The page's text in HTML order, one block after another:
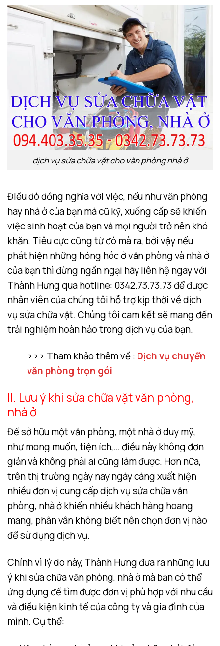
dịch vụ sửa chữa vặt cho văn phòng nhà ở
Điều đó đồng nghĩa với việc, nếu như văn phòng
hay nhà ở của bạn mà cũ kỹ, xuống cấp sẽ khiến
việc sinh hoạt của bạn và mọi người trở nên khó
khăn. Tiêu cực cũng từ đó mà ra, bởi vậy nếu
phát hiện những hỏng hóc ở văn phòng và nhà ở
của bạn thì đừng ngần ngại hãy liên hệ ngay với
Thành Hưng quahotline: 0342.73.73.73để được
nhân viên của chúng tôi hỗ trợ kịp thời về dịch
vụ sửa chữa vặt. Chúng tôi cam kết sẽ mang đến
trải nghiệm hoàn hảo trong dịch vụ của bạn.
>>> Tham khảo thêm về : Dịch vụ chuyển
văn phòng trọn gói
II. Lưu ý khi sửa chữa vặt văn phòng,
nhà ở
Để sở hữu một văn phòng, một nhà ở duy mỹ,
như mong muốn, tiện ích,… điều này không đơn
giản và không phải ai cũng làm được. Hơn nữa,
trên thị trường ngày nay ngày càng xuất hiện
nhiều đơn vị cung cấp dịch vụ sửa chữa văn
phòng, nhà ở khiến nhiều khách hàng hoang
mang, phân vân không biết nên chọn đơn vị nào
để sử dụng dịch vụ.
Chính vì lý do này, Thành Hưng đưa ra những lưu
ý khi sửa chữa văn phòng, nhà ở mà bạn có thể
ứng dụng để tìm được đơn vị phù hợp với nhu cầu
và điều kiện kinh tế của công ty và gia đình của
mình. Cụ thể: